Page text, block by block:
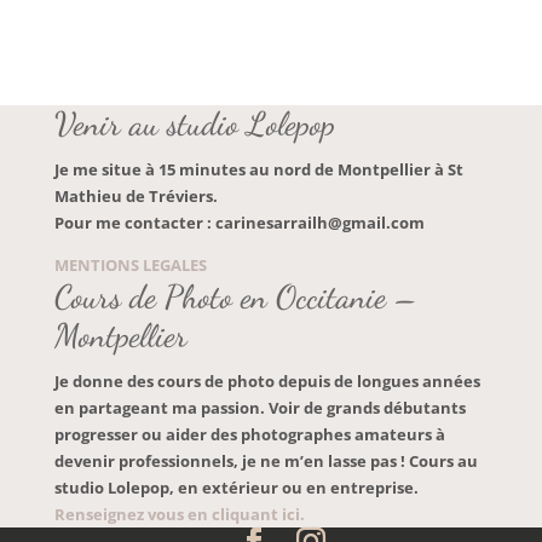
Venir au studio Lolepop
Je me situe à 15 minutes au nord de Montpellier à St
Mathieu de Tréviers.
Pour me contacter : carinesarrailh@gmail.com
MENTIONS LEGALES
Cours de Photo en Occitanie –
Montpellier
Je donne des cours de photo depuis de longues années
en partageant ma passion. Voir de grands débutants
progresser ou aider des photographes amateurs à
devenir professionnels, je ne m’en lasse pas ! Cours au
studio Lolepop, en extérieur ou en entreprise.
Renseignez vous en cliquant ici.